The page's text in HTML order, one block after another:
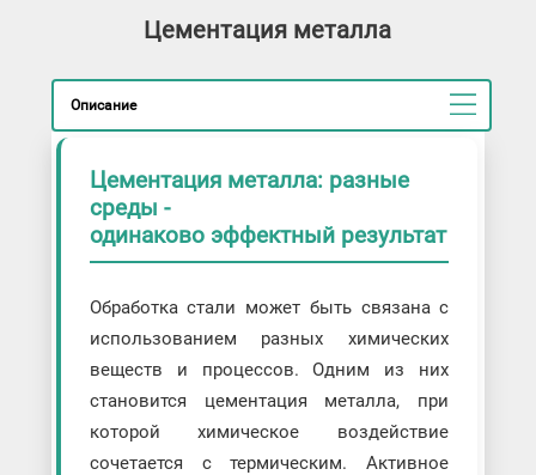
Цементация металла
Описание
Цементация металла: разные
среды -
одинаково эффектный результат
Обработка стали может быть связана с
использованием разных химических
веществ и процессов. Одним из них
становится цементация металла, при
которой химическое воздействие
сочетается с термическим. Активное